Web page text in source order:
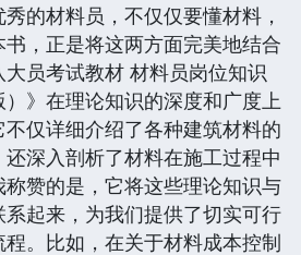
的材料员，不仅仅要懂材料，
，正是将这两方面完美地结合
员考试教材 材料员岗位知识
》在理论知识的深度和广度上
仅详细介绍了各种建筑材料的
深入剖析了材料在施工过程中
赞的是，它将这些理论知识与
起来，为我们提供了切实可行
。比如，在关于材料成本控制